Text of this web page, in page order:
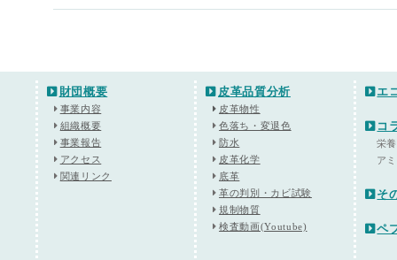
財団概要
事業内容
組織概要
事業報告
アクセス
関連リンク
皮革品質分析
皮革物性
色落ち・変退色
防水
皮革化学
底革
革の判別・カビ試験
規制物質
検査動画(Youtube)
エ
コ
栄
ア
そ
ペ